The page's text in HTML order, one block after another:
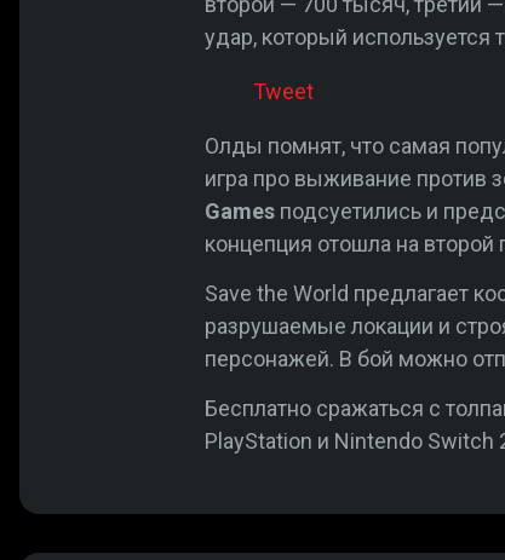
удар, который используется
Tweet
Олды помнят, что самая
игра про выживание против
Gamesподсуетились и
концепция отошла на второй
Save the World предлагает
разрушаемые локации и
персонажей. В бой можно
Бесплатно сражаться с
PlayStation и Nintendo Switch